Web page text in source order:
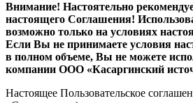
Внимание! Настоятельно
настоящего Соглашения!
возможно только на условиях
Если Вы не принимаете условия
в полном объеме, Вы не можете
компании ООО «Касаргинский
Настоящее Пользовательское